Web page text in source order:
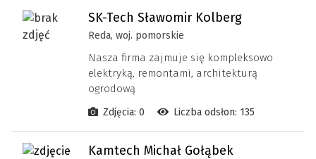
SK-Tech Sławomir Kolberg
Reda, woj. pomorskie
Nasza firma zajmuje się kompleksowo
elektryką, remontami, architekturą
ogrodową
Zdjęcia: 0 Liczba odsłon: 135
Kamtech Michał Gołąbek